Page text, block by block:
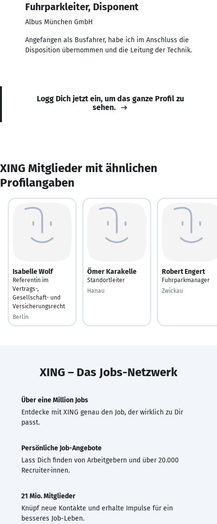
Fuhrparkleiter, Disponent
Albus München GmbH
Angefangen als Busfahrer, habe ich im Anschluss die
Disposition übernommen und die Leitung der Technik.
Logg Dich jetzt ein, um das ganze Profil zu
sehen.
XING Mitglieder mit ähnlichen
Profilangaben
Isabelle Wolf
Referentin im
Vertrags-,
Gesellschaft- und
Versicherungsrecht
Berlin
Ömer Karakelle
Standortleiter
Hanau
Robert Engert
Fuhrparkmanager
Zwickau
XING – Das Jobs-Netzwerk
Über eine Million Jobs
Entdecke mit XING genau den Job, der wirklich zu Dir
passt.
Persönliche Job-Angebote
Lass Dich finden von Arbeitgebern und über 20.000
Recruiter·innen.
21 Mio. Mitglieder
Knüpf neue Kontakte und erhalte Impulse für ein
besseres Job-Leben.